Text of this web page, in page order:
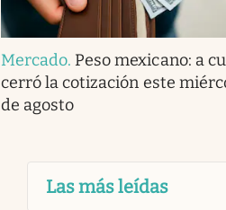
Mercado. Peso mexicano: a
cerró la cotización este
de agosto
Las más leídas